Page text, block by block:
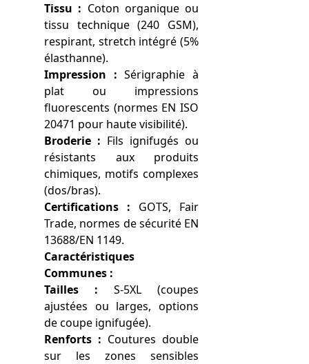
Tissu : Coton organique ou
tissu technique (240 GSM),
respirant, stretch intégré (5%
élasthanne).
Impression : Sérigraphie à
plat ou impressions
fluorescents (normes EN ISO
20471 pour haute visibilité).
Broderie : Fils ignifugés ou
résistants aux produits
chimiques, motifs complexes
(dos/bras).
Certifications : GOTS, Fair
Trade, normes de sécurité EN
13688/EN 1149.
Caractéristiques
Communes :
Tailles : S-5XL (coupes
ajustées ou larges, options
de coupe ignifugée).
Renforts : Coutures double
sur les zones sensibles